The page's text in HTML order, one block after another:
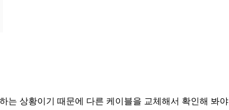
는 상황이기 때문에 다른 케이블을 교체해서 확인해 봐야